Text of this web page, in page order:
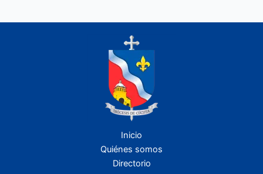
Inicio
Quiénes somos
Directorio